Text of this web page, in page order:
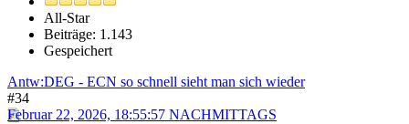
All-Star
Beiträge: 1.143
Gespeichert
Antw:DEG - ECN so schnell sieht man sich wieder
#34
Februar 22, 2026, 18:55:57 NACHMITTAGS